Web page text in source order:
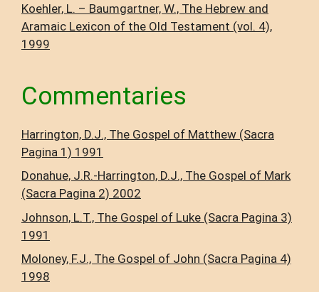
Koehler, L. – Baumgartner, W., The Hebrew and
Aramaic Lexicon of the Old Testament (vol. 4),
1999
Commentaries
Harrington, D.J., The Gospel of Matthew (Sacra
Pagina 1) 1991
Donahue, J.R.-Harrington, D.J., The Gospel of Mark
(Sacra Pagina 2) 2002
Johnson, L.T., The Gospel of Luke (Sacra Pagina 3)
1991
Moloney, F.J., The Gospel of John (Sacra Pagina 4)
1998